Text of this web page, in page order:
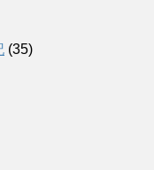
(35)